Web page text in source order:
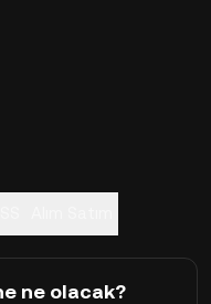
ne olacak?